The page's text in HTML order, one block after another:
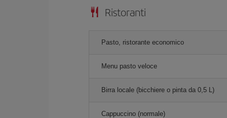
Ristoranti
Pasto, ristorante economico
Menu pasto veloce
Birra locale (bicchiere o pinta da 0,5 L)
Cappuccino (normale)